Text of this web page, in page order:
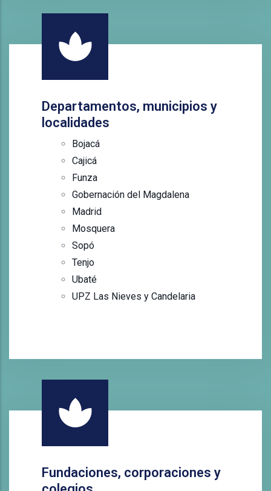
Departamentos, municipios y
localidades
Bojacá
Cajicá
Funza
Gobernación del Magdalena
Madrid
Mosquera
Sopó
Tenjo
Ubaté
UPZ Las Nieves y Candelaria
Fundaciones, corporaciones y